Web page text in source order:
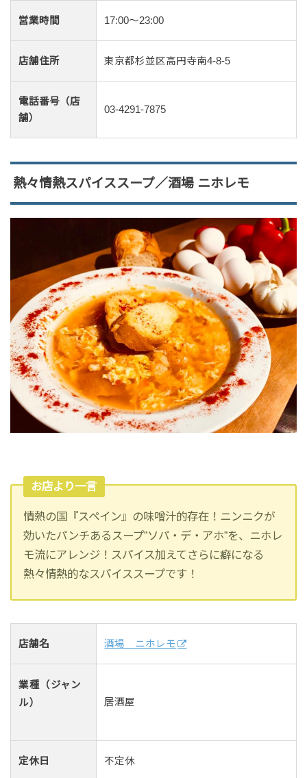
営業時間 17:00～23:00
店舗住所 東京都杉並区高円寺南4-8-5
電話番号（店
舗）
03-4291-7875
熱々情熱スパイススープ／酒場 ニホレモ
お店より一言
情熱の国『スペイン』の味噌汁的存在！ニンニクが
効いたパンチあるスープ”ソパ・デ・アホ”を、ニホレ
モ流にアレンジ！スパイス加えてさらに癖になる
熱々情熱的なスパイススープです！
店舗名 酒場 ニホレモ
業種（ジャン
ル）
居酒屋
定休日 不定休